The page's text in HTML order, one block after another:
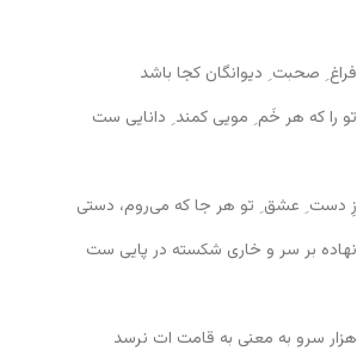
فراغ ِ صحبت ِ دیوانگان کجا باشد
تو را که هر خَم ِ مویی کمند ِ دانایی ست
زِ دست ِ عشق ِ تو هر جا که می‌روم، دستی
نهاده بر سر و خاری شکسته در پایی ست
هزار سرو به معنی به قامت ات نرسد